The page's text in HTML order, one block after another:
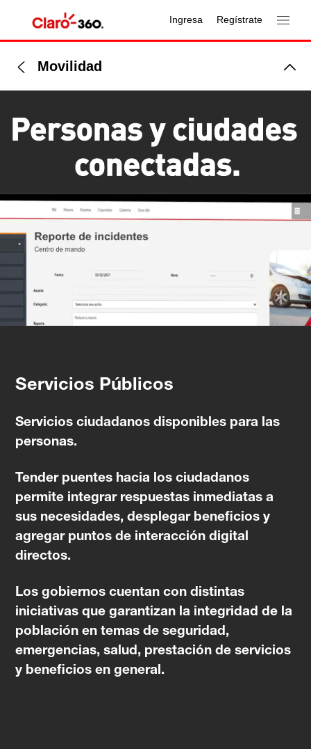
Ingresa Regístrate
Movilidad
Servicios Públicos
Servicios ciudadanos disponibles para las
personas.
Tender puentes hacia los ciudadanos
permite integrar respuestas inmediatas a
sus necesidades, desplegar beneficios y
agregar puntos de interacción digital
directos.
Los gobiernos cuentan con distintas
iniciativas que garantizan la integridad de la
población en temas de seguridad,
emergencias, salud, prestación de servicios
y beneficios en general.